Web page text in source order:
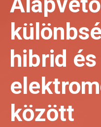
hibrid
között